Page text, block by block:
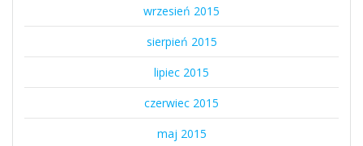
wrzesień 2015
sierpień 2015
lipiec 2015
czerwiec 2015
maj 2015